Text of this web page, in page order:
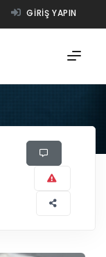
GIRIŞ YAPIN